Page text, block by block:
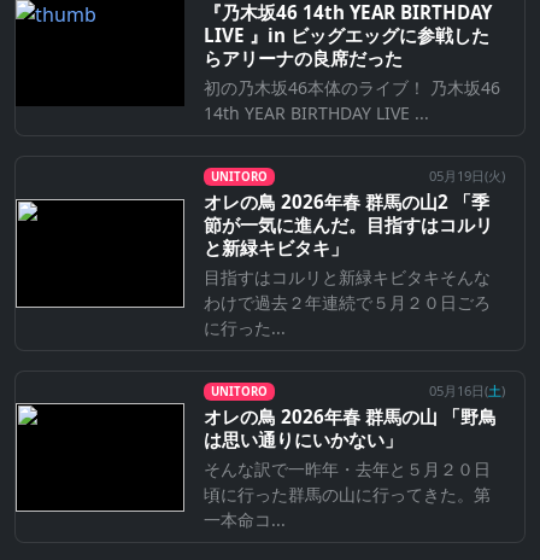
『乃⽊坂46 14th YEAR BIRTHDAY
LIVE 』in ビッグエッグに参戦した
らアリーナの良席だった
初の乃木坂46本体のライブ！ 乃木坂46
14th YEAR BIRTHDAY LIVE ...
UNITORO 05月19日(火)
オレの鳥 2026年春 群馬の山2 「季
節が一気に進んだ。目指すはコルリ
と新緑キビタキ」
目指すはコルリと新緑キビタキそんな
わけで過去２年連続で５月２０日ごろ
に行った...
UNITORO 05月16日(土)
オレの鳥 2026年春 群馬の山 「野鳥
は思い通りにいかない」
そんな訳で一昨年・去年と５月２０日
頃に行った群馬の山に行ってきた。第
一本命コ...